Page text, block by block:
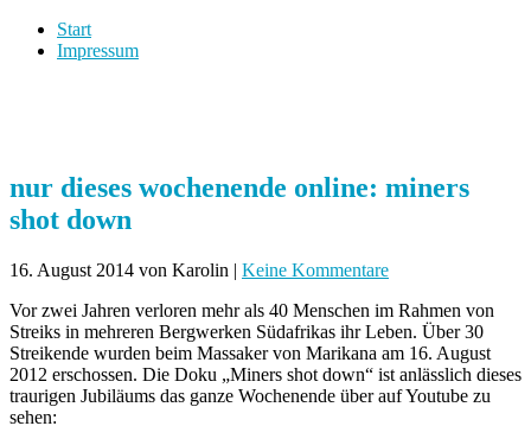
Start
Impressum
nur dieses wochenende online: miners
shot down
16. August 2014 von Karolin | Keine Kommentare
Vor zwei Jahren verloren mehr als 40 Menschen im Rahmen von
Streiks in mehreren Bergwerken Südafrikas ihr Leben. Über 30
Streikende wurden beim Massaker von Marikana am 16. August
2012 erschossen. Die Doku „Miners shot down“ ist anlässlich dieses
traurigen Jubiläums das ganze Wochenende über auf Youtube zu
sehen: